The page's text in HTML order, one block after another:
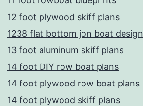
12 foot plywood skiff plans
1238 flat bottom jon boat design
13 foot aluminum skiff plans
14 foot DIY row boat plans
14 foot plywood row boat plans
14 foot plywood skiff plans